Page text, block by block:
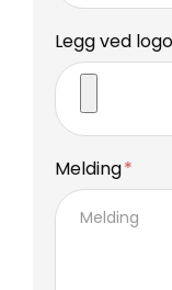
Legg ved logo
Melding